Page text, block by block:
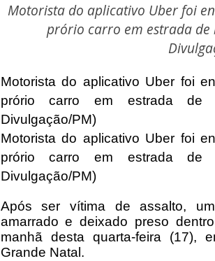
Motorista do aplicativo Uber foi
prório carro em estrada de
Motorista do aplicativo Uber foi
prório carro em estrada de
Divulgação/PM)
Motorista do aplicativo Uber foi
prório carro em estrada de
Divulgação/PM)
Após ser vítima de assalto,
amarrado e deixado preso
manhã desta quarta-feira (17),
Grande Natal.